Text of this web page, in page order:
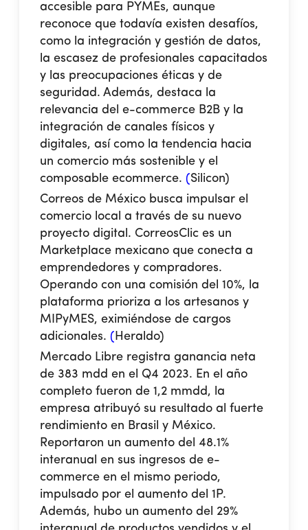
accesible para PYMEs, aunque
reconoce que todavía existen desafíos,
como la integración y gestión de datos,
la escasez de profesionales capacitados
y las preocupaciones éticas y de
seguridad. Además, destaca la
relevancia del e-commerce B2B y la
integración de canales físicos y
digitales, así como la tendencia hacia
un comercio más sostenible y el
composable ecommerce.(Silicon)
Correos de México busca impulsar el
comercio local a través de su nuevo
proyecto digital. CorreosClic es un
Marketplace mexicano que conecta a
emprendedores y compradores.
Operando con una comisión del 10%, la
plataforma prioriza a los artesanos y
MIPyMES, eximiéndose de cargos
adicionales.( Heraldo)
Mercado Libre registra ganancia neta
de 383 mdd en el Q4 2023. En el año
completo fueron de 1,2 mmdd, la
empresa atribuyó su resultado al fuerte
rendimiento en Brasil y México.
Reportaron un aumento del 48.1%
interanual en sus ingresos de e-
commerce en el mismo periodo,
impulsado por el aumento del 1P.
Además, hubo un aumento del 29%